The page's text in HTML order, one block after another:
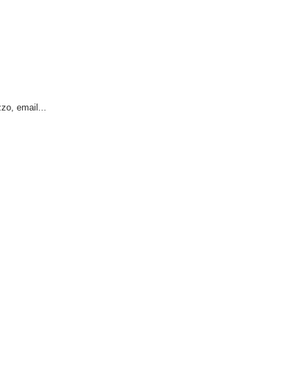
email...